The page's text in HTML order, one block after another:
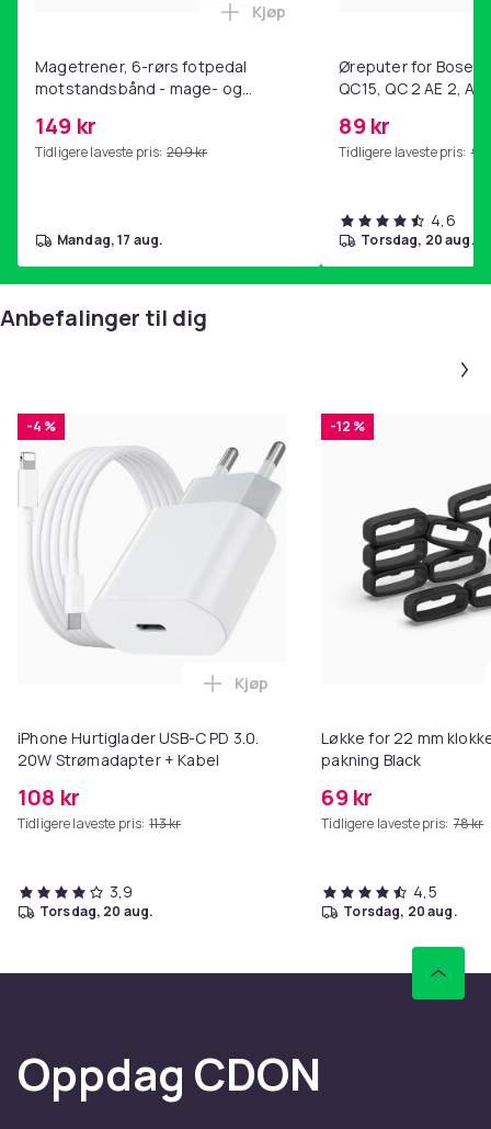
Magetrener, 6-rørs fotpedal
motstandsbånd - mage- og
hjemmegymnastikk Purple
149 kr
Tidligere laveste pris: 209 kr
Legg Magetrener, 6-rørs
Kjøp
mandag, 17 aug.
Øreputer for Bose
QC15, QC 2 AE 2, AE
89 kr
Tidligere laveste pris: 99
4,6
torsdag, 20 aug.
Anbefalinger til dig
-4 %
iPhone Hurtiglader USB-C PD 3.0.
20W Strømadapter + Kabel
108 kr
Tidligere laveste pris: 113 kr
Legg iPhone Hurtiglader USB-C
Kjøp
3,9
torsdag, 20 aug.
-12 %
Løkke for 22 mm
pakning Black
69 kr
Tidligere laveste pris: 78 kr
4,5
torsdag, 20 aug.
Oppdag CDON